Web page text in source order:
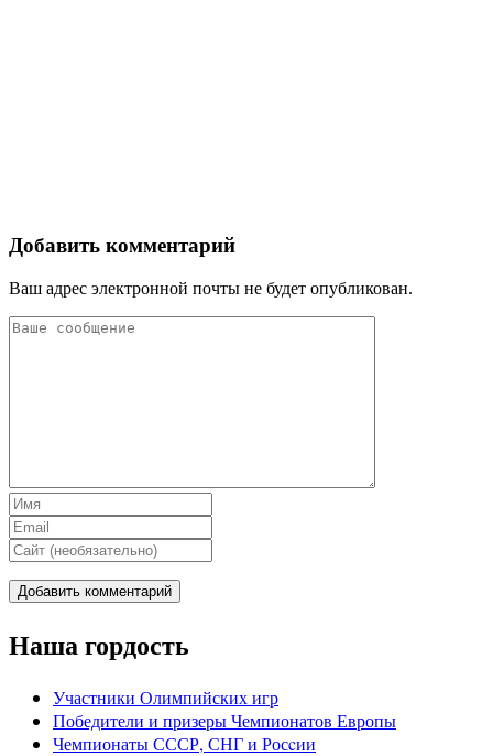
Добавить комментарий
Ваш адрес электронной почты не будет опубликован.
Наша гордость
Участники Олимпийских игр
Победители и призеры Чемпионатов Европы
Чемпионаты СССР, СНГ и Росcии